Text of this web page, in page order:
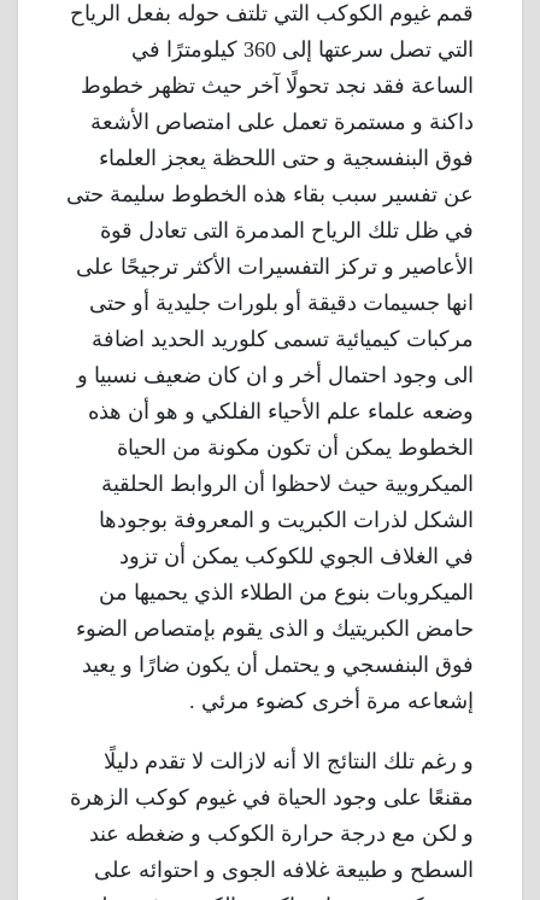
قمم غيوم الكوكب التي تلتف حوله بفعل الرياح
التي تصل سرعتها إلى 360 كيلومترًا في
الساعة فقد نجد تحولًا آخر حيث تظهر خطوط
داكنة و مستمرة تعمل على امتصاص الأشعة
فوق البنفسجية و حتى اللحظة يعجز العلماء
عن تفسير سبب بقاء هذه الخطوط سليمة حتى
في ظل تلك الرياح المدمرة التى تعادل قوة
الأعاصير و تركز التفسيرات الأكثر ترجيحًا على
انها جسيمات دقيقة أو بلورات جليدية أو حتى
مركبات كيميائية تسمى كلوريد الحديد اضافة
الى وجود احتمال أخر و ان كان ضعيف نسبيا و
وضعه علماء علم الأحياء الفلكي و هو أن هذه
الخطوط يمكن أن تكون مكونة من الحياة
الميكروبية حيث لاحظوا أن الروابط الحلقية
الشكل لذرات الكبريت و المعروفة بوجودها
في الغلاف الجوي للكوكب يمكن أن تزود
الميكروبات بنوع من الطلاء الذي يحميها من
حامض الكبريتيك و الذى يقوم بإمتصاص الضوء
فوق البنفسجي و يحتمل أن يكون ضارًا و يعيد
إشعاعه مرة أخرى كضوء مرئي .
و رغم تلك النتائج الا أنه لازالت لا تقدم دليلًا
مقنعًا على وجود الحياة في غيوم كوكب الزهرة
و لكن مع درجة حرارة الكوكب و ضغطه عند
السطح و طبيعة غلافه الجوى و احتوائه على